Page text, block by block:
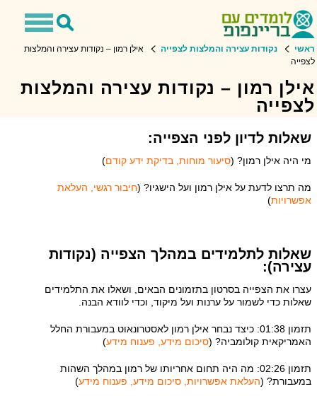
Toggle
Toggle
ראשי נקודות עצירה והמלצות לצפייה
אילן רמון – נקודות עצירה והמלצות
לצפייה
אילן רמון – נקודות עצירה והמלצות
לצפייה
שאלות לדיון לפני הצפייה:
מי היה אילן רמון? (סיעור מוחות, בדיקת ידע קודם)
מה תרצו לדעת על אילן רמון ועל הישגיו? (חיבור רגשי, העלאת
אפשרויות)
שאלות לתלמידים במהלך הצפייה (נקודות
עצירה):
עצרו את הצפייה בסרטון בתזמונים הבאים, ושאלו את התלמידים
שאלות כדי לשמור על ערנות ועל מיקוד, וכדי לוודא הבנה.
תזמון 01:38: כיצד נבחר אילן רמון לאסטרונאוט במעבורת החלל
האמריקאית קולומביה? (סיכום מידע, פענוח מידע)
תזמון 02:26: מה היה תחום אחריותו של רמון במהלך השהות
במעבורת? (העלאת אפשרויות, סיכום מידע, פענוח מידע)